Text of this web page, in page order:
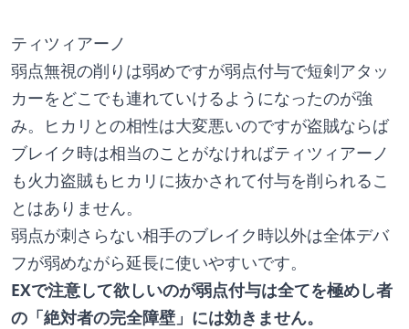
ティツィアーノ
弱点無視の削りは弱めですが弱点付与で短剣アタッ
カーをどこでも連れていけるようになったのが強
み。ヒカリとの相性は大変悪いのですが盗賊ならば
ブレイク時は相当のことがなければティツィアーノ
も火力盗賊もヒカリに抜かされて付与を削られるこ
とはありません。
弱点が刺さらない相手のブレイク時以外は全体デバ
フが弱めながら延長に使いやすいです。
EXで注意して欲しいのが弱点付与は全てを極めし者
の「絶対者の完全障壁」には効きません。